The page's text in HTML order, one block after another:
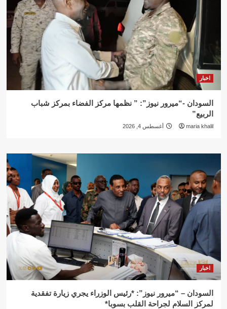
اخبار
السودان -“ميرور نيوز”: ” نظمها مركز الفضاء بمركز شباب
الربيع”
maria khalil أغسطس 4, 2026
اخبار
السودان – “ميرور نيوز”: *رئيس الوزراء يجري زيارة تفقدية
لمركز السلام لجراحة القلب بسوبا*